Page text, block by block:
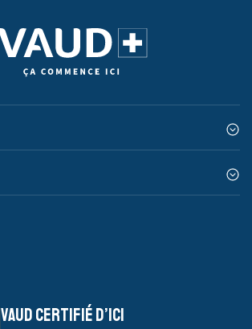
VAUD CERTIFIÉ D’ICI